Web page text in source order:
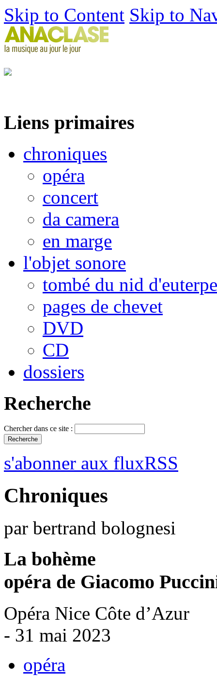
Skip to Content Skip to
Liens primaires
chroniques
opéra
concert
da camera
en marge
l'objet sonore
tombé du nid d'euterpe
pages de chevet
DVD
CD
dossiers
Recherche
Chercher dans ce site :
s'abonner aux fluxRSS
Chroniques
par bertrand bolognesi
La bohème
opéra de Giacomo
Opéra Nice Côte d’Azur
- 31 mai 2023
opéra